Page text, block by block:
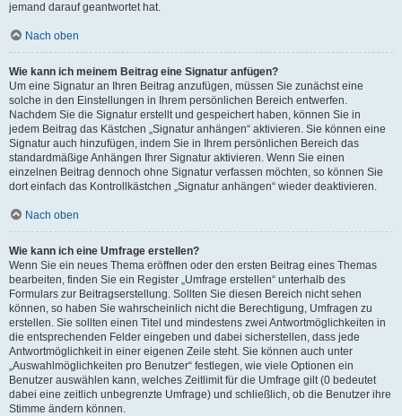
jemand darauf geantwortet hat.
Nach oben
Wie kann ich meinem Beitrag eine Signatur anfügen?
Um eine Signatur an Ihren Beitrag anzufügen, müssen Sie zunächst eine
solche in den Einstellungen in Ihrem persönlichen Bereich entwerfen.
Nachdem Sie die Signatur erstellt und gespeichert haben, können Sie in
jedem Beitrag das Kästchen „Signatur anhängen“ aktivieren. Sie können eine
Signatur auch hinzufügen, indem Sie in Ihrem persönlichen Bereich das
standardmäßige Anhängen Ihrer Signatur aktivieren. Wenn Sie einen
einzelnen Beitrag dennoch ohne Signatur verfassen möchten, so können Sie
dort einfach das Kontrollkästchen „Signatur anhängen“ wieder deaktivieren.
Nach oben
Wie kann ich eine Umfrage erstellen?
Wenn Sie ein neues Thema eröffnen oder den ersten Beitrag eines Themas
bearbeiten, finden Sie ein Register „Umfrage erstellen“ unterhalb des
Formulars zur Beitragserstellung. Sollten Sie diesen Bereich nicht sehen
können, so haben Sie wahrscheinlich nicht die Berechtigung, Umfragen zu
erstellen. Sie sollten einen Titel und mindestens zwei Antwortmöglichkeiten in
die entsprechenden Felder eingeben und dabei sicherstellen, dass jede
Antwortmöglichkeit in einer eigenen Zeile steht. Sie können auch unter
„Auswahlmöglichkeiten pro Benutzer“ festlegen, wie viele Optionen ein
Benutzer auswählen kann, welches Zeitlimit für die Umfrage gilt (0 bedeutet
dabei eine zeitlich unbegrenzte Umfrage) und schließlich, ob die Benutzer ihre
Stimme ändern können.